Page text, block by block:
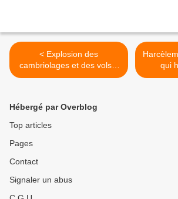
< Explosion des
cambriolages et des vols à
la tire en France
Hébergé par Overblog
Top articles
Pages
Contact
Signaler un abus